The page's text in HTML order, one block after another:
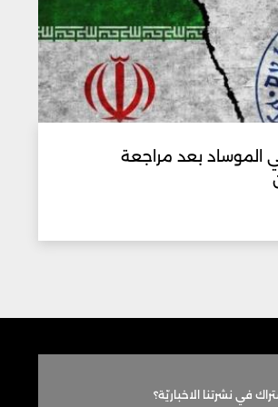
الموساد بعد مراجعة
في نشرتنا الاخباريّة؟